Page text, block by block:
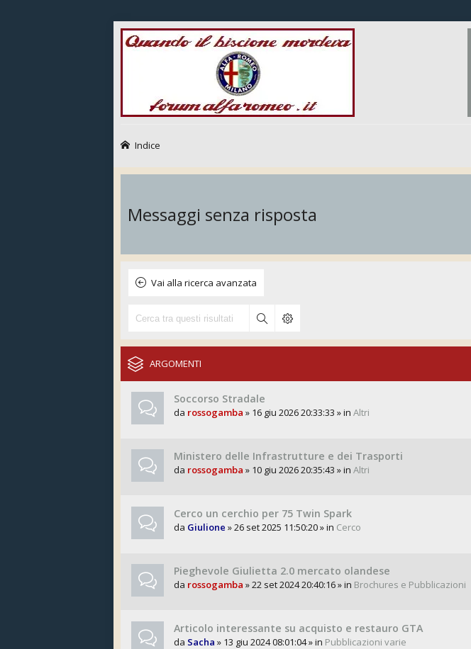
Indice
Messaggi senza risposta
Vai alla ricerca avanzata
ARGOMENTI
Soccorso Stradale
da rossogamba » 16 giu 2026 20:33:33 » in Altri
Ministero delle Infrastrutture e dei Trasporti
da rossogamba » 10 giu 2026 20:35:43 » in Altri
Cerco un cerchio per 75 Twin Spark
da Giulione » 26 set 2025 11:50:20 » in Cerco
Pieghevole Giulietta 2.0 mercato olandese
da rossogamba » 22 set 2024 20:40:16 » in Brochures e Pubblicazioni
Articolo interessante su acquisto e restauro GTA
da Sacha » 13 giu 2024 08:01:04 » in Pubblicazioni varie